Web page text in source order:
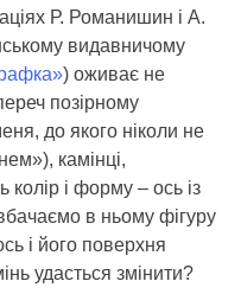
Р. Романишин і А.
видавничому
) оживає не
позірному
до якого ніколи не
камінці,
і форму – ось із
в ньому фігуру
і його поверхня
удасться змінити?